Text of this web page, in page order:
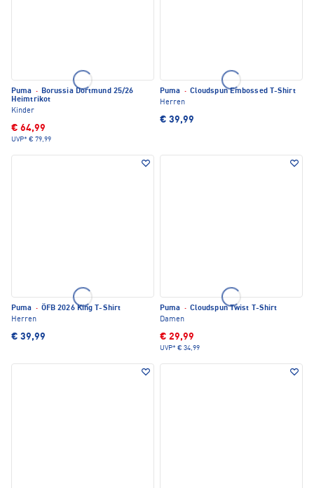
Puma · Borussia Dortmund 25/26
Heimtrikot
Kinder
€ 64,99
UVP* € 79,99
Puma · Cloudspun Embossed T-Shirt
Herren
€ 39,99
Puma · ÖFB 2026 King T-Shirt
Herren
€ 39,99
Puma · Cloudspun Twist T-Shirt
Damen
€ 29,99
UVP* € 34,99